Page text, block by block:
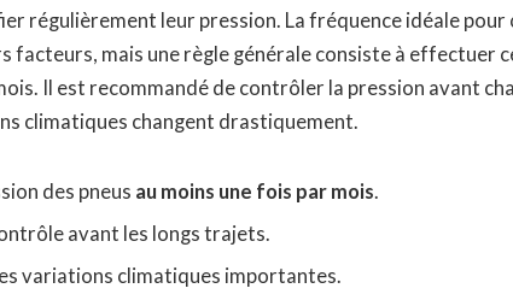
régulièrement leur pression. La fréquence idéale pour
facteurs, mais une règle générale consiste à effectuer
Il est recommandé de contrôler la pression avant
climatiques changent drastiquement.
des pneus au moins une fois par mois.
avant les longs trajets.
variations climatiques importantes.